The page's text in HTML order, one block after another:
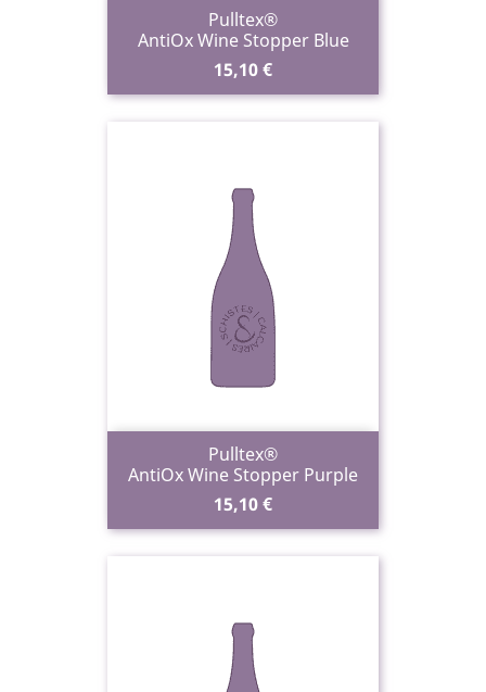
Pulltex®
AntiOx Wine Stopper Blue
Prix
15,10 €
Pulltex®
AntiOx Wine Stopper Purple
Prix
15,10 €